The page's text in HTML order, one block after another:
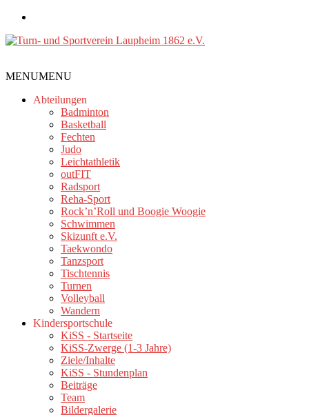
Zum
springen
und
Sportverein
Laupheim
MENUMENU
Abteilungen
Badminton
Basketball
Fechten
Judo
Leichtathletik
outFIT
Radsport
Reha-Sport
Rock’n’Roll und Boogie Woogie
Schwimmen
Skizunft e.V.
Taekwondo
Tanzsport
Tischtennis
Turnen
Volleyball
Wandern
Kindersportschule
KiSS - Startseite
KiSS-Zwerge (1-3 Jahre)
Ziele/Inhalte
KiSS - Stundenplan
Beiträge
Team
Bildergalerie